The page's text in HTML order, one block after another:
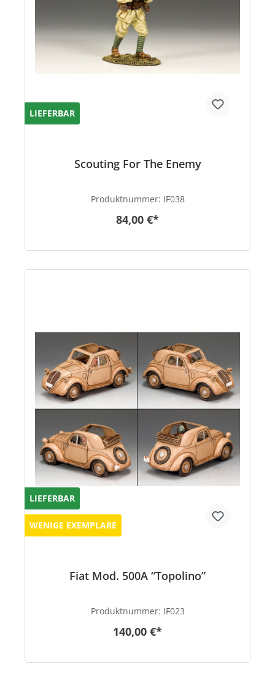
LIEFERBAR
Scouting For The Enemy
Produktnummer: IF038
84,00 €*
LIEFERBAR
WENIGE EXEMPLARE
Fiat Mod. 500A “Topolino”
Produktnummer: IF023
140,00 €*